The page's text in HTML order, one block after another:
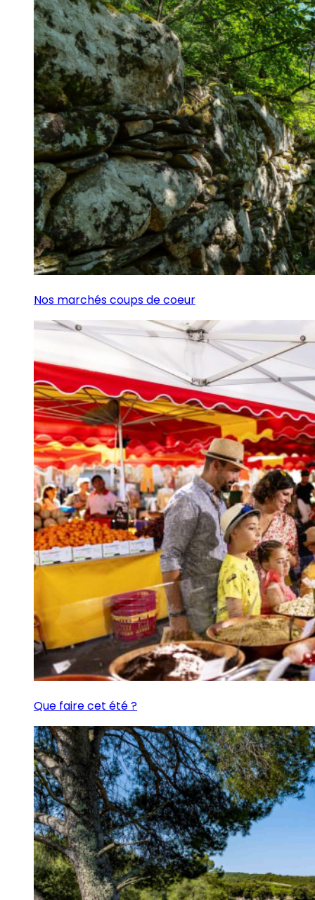
Nos marchés coups de coeur
Que faire cet été ?